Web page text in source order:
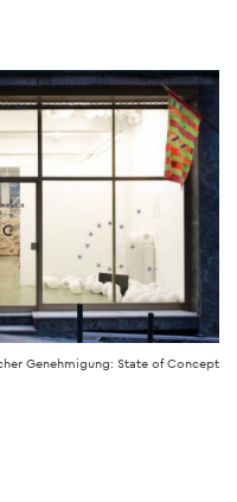
Genehmigung: State of Concept